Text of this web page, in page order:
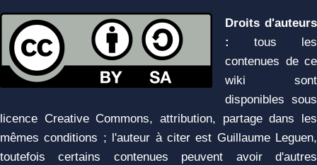
Droits d'auteurs
:
tous les
contenues de ce
wiki sont
disponibles sous
licence Creative Commons, attribution, partage dans les
mêmes conditions ; l'auteur à citer est Guillaume Leguen,
toutefois certains contenues peuvent avoir d'autres